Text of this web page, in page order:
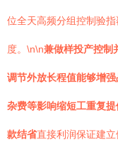
位全天高频分组控制验
度。\n\n兼做样投产控制
调节外放长程值能够增
杂费等影响缩短工重复
款结省直接利润保证建